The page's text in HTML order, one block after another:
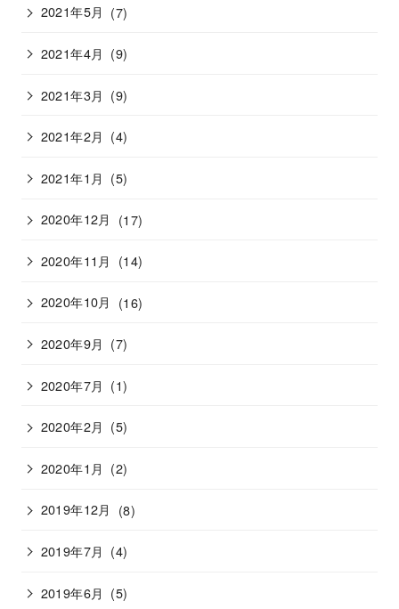
2021年5月 (7)
2021年4月 (9)
2021年3月 (9)
2021年2月 (4)
2021年1月 (5)
2020年12月 (17)
2020年11月 (14)
2020年10月 (16)
2020年9月 (7)
2020年7月 (1)
2020年2月 (5)
2020年1月 (2)
2019年12月 (8)
2019年7月 (4)
2019年6月 (5)